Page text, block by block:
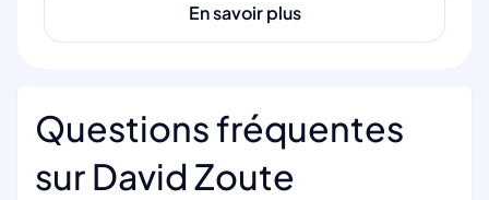
En savoir plus
Questions fréquentes
sur David Zoute